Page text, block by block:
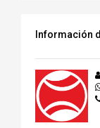
Información